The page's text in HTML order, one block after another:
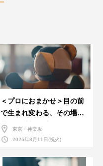
＜プロにおまかせ＞目の前
で生まれ変わる、その場で
革のお手入れ受付会。
東京・神楽坂
2026年8月11日(祝火)